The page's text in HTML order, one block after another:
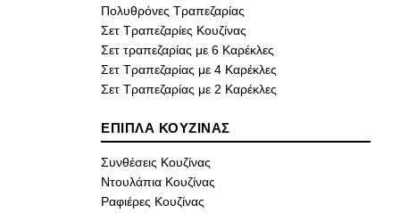
Πολυθρόνες Τραπεζαρίας
Σετ Τραπεζαρίες Κουζίνας
Σετ τραπεζαρίας με 6 Καρέκλες
Σετ Τραπεζαρίας με 4 Καρέκλες
Σετ Τραπεζαρίας με 2 Καρέκλες
ΕΠΙΠΛΑ ΚΟΥΖΙΝΑΣ
Συνθέσεις Κουζίνας
Ντουλάπια Κουζίνας
Ραφιέρες Κουζίνας